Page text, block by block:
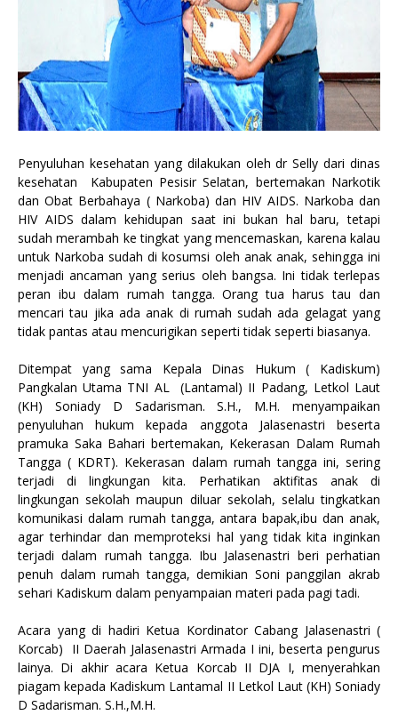
Penyuluhan kesehatan yang dilakukan oleh dr Selly dari dinas
kesehatan Kabupaten Pesisir Selatan, bertemakan Narkotik
dan Obat Berbahaya ( Narkoba) dan HIV AIDS. Narkoba dan
HIV AIDS dalam kehidupan saat ini bukan hal baru, tetapi
sudah merambah ke tingkat yang mencemaskan, karena kalau
untuk Narkoba sudah di kosumsi oleh anak anak, sehingga ini
menjadi ancaman yang serius oleh bangsa. Ini tidak terlepas
peran ibu dalam rumah tangga. Orang tua harus tau dan
mencari tau jika ada anak di rumah sudah ada gelagat yang
tidak pantas atau mencurigikan seperti tidak seperti biasanya.
Ditempat yang sama Kepala Dinas Hukum ( Kadiskum)
Pangkalan Utama TNI AL (Lantamal) II Padang, Letkol Laut
(KH) Soniady D Sadarisman. S.H., M.H. menyampaikan
penyuluhan hukum kepada anggota Jalasenastri beserta
pramuka Saka Bahari bertemakan, Kekerasan Dalam Rumah
Tangga ( KDRT). Kekerasan dalam rumah tangga ini, sering
terjadi di lingkungan kita. Perhatikan aktifitas anak di
lingkungan sekolah maupun diluar sekolah, selalu tingkatkan
komunikasi dalam rumah tangga, antara bapak,ibu dan anak,
agar terhindar dan memproteksi hal yang tidak kita inginkan
terjadi dalam rumah tangga. Ibu Jalasenastri beri perhatian
penuh dalam rumah tangga, demikian Soni panggilan akrab
sehari Kadiskum dalam penyampaian materi pada pagi tadi.
Acara yang di hadiri Ketua Kordinator Cabang Jalasenastri (
Korcab) II Daerah Jalasenastri Armada I ini, beserta pengurus
lainya. Di akhir acara Ketua Korcab II DJA I, menyerahkan
piagam kepada Kadiskum Lantamal II Letkol Laut (KH) Soniady
D Sadarisman. S.H.,M.H.